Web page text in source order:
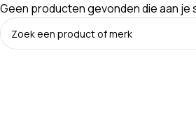
Geen producten gevonden die aan je